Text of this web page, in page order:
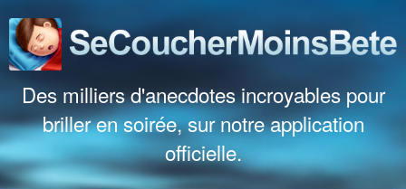
Des milliers d'anecdotes incroyables pour
briller en soirée, sur notre application
officielle.